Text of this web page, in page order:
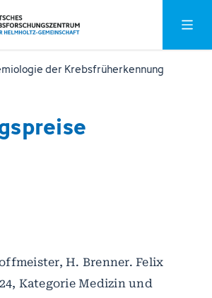
der Krebsfrüherkennung
H. Brenner. Felix
Kategorie Medizin und